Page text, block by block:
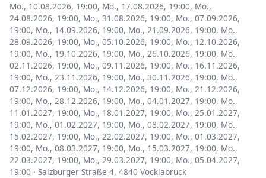
Mo., 10.08.2026, 19:00, Mo., 17.08.2026, 19:00, Mo.,
24.08.2026, 19:00, Mo., 31.08.2026, 19:00, Mo., 07.09.2026,
19:00, Mo., 14.09.2026, 19:00, Mo., 21.09.2026, 19:00, Mo.,
28.09.2026, 19:00, Mo., 05.10.2026, 19:00, Mo., 12.10.2026,
19:00, Mo., 19.10.2026, 19:00, Mo., 26.10.2026, 19:00, Mo.,
02.11.2026, 19:00, Mo., 09.11.2026, 19:00, Mo., 16.11.2026,
19:00, Mo., 23.11.2026, 19:00, Mo., 30.11.2026, 19:00, Mo.,
07.12.2026, 19:00, Mo., 14.12.2026, 19:00, Mo., 21.12.2026,
19:00, Mo., 28.12.2026, 19:00, Mo., 04.01.2027, 19:00, Mo.,
11.01.2027, 19:00, Mo., 18.01.2027, 19:00, Mo., 25.01.2027,
19:00, Mo., 01.02.2027, 19:00, Mo., 08.02.2027, 19:00, Mo.,
15.02.2027, 19:00, Mo., 22.02.2027, 19:00, Mo., 01.03.2027,
19:00, Mo., 08.03.2027, 19:00, Mo., 15.03.2027, 19:00, Mo.,
22.03.2027, 19:00, Mo., 29.03.2027, 19:00, Mo., 05.04.2027,
19:00 · Salzburger Straße 4, 4840 Vöcklabruck